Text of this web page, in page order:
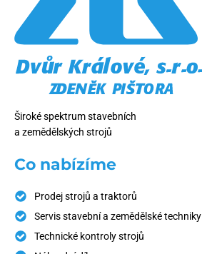
Široké spektrum stavebních
a zemědělských strojů
Co nabízíme
Prodej strojů a traktorů
Servis stavební a zemědělské techniky
Technické kontroly strojů